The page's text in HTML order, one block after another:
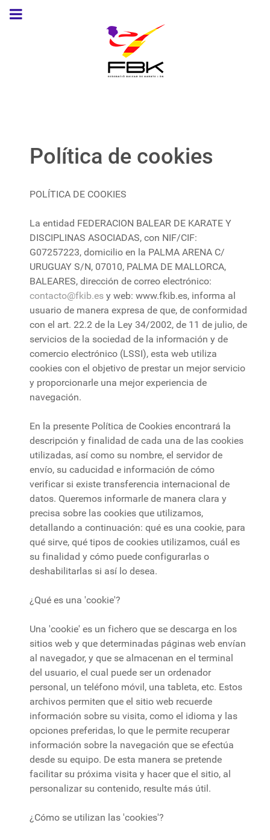
Política de cookies
POLÍTICA DE COOKIES
La entidad FEDERACION BALEAR DE KARATE Y
DISCIPLINAS ASOCIADAS, con NIF/CIF:
G07257223, domicilio en la PALMA ARENA C/
URUGUAY S/N, 07010, PALMA DE MALLORCA,
BALEARES, dirección de correo electrónico:
contacto@fkib.es y web: www.fkib.es, informa al
usuario de manera expresa de que, de conformidad
con el art. 22.2 de la Ley 34/2002, de 11 de julio, de
servicios de la sociedad de la información y de
comercio electrónico (LSSI), esta web utiliza
cookies con el objetivo de prestar un mejor servicio
y proporcionarle una mejor experiencia de
navegación.
En la presente Política de Cookies encontrará la
descripción y finalidad de cada una de las cookies
utilizadas, así como su nombre, el servidor de
envío, su caducidad e información de cómo
verificar si existe transferencia internacional de
datos. Queremos informarle de manera clara y
precisa sobre las cookies que utilizamos,
detallando a continuación: qué es una cookie, para
qué sirve, qué tipos de cookies utilizamos, cuál es
su finalidad y cómo puede configurarlas o
deshabilitarlas si así lo desea.
¿Qué es una 'cookie'?
Una 'cookie' es un fichero que se descarga en los
sitios web y que determinadas páginas web envían
al navegador, y que se almacenan en el terminal
del usuario, el cual puede ser un ordenador
personal, un teléfono móvil, una tableta, etc. Estos
archivos permiten que el sitio web recuerde
información sobre su visita, como el idioma y las
opciones preferidas, lo que le permite recuperar
información sobre la navegación que se efectúa
desde su equipo. De esta manera se pretende
facilitar su próxima visita y hacer que el sitio, al
personalizar su contenido, resulte más útil.
¿Cómo se utilizan las 'cookies'?